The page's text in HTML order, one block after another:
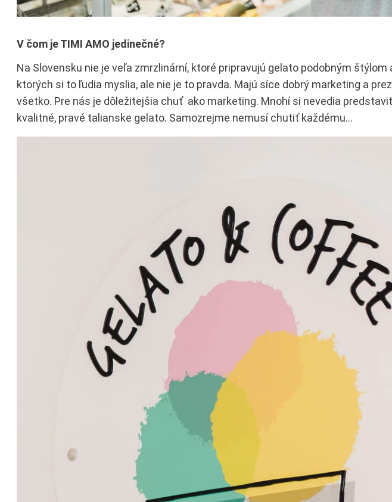
V čom je TIMI AMO jedinečné?
Na Slovensku nie je veľa zmrzlinární, ktoré pripravujú gelato podobným štýlom
ktorých si to ľudia myslia, ale nie je to pravda. Majú síce dobrý marketing a
všetko. Pre nás je dôležitejšia chuť ako marketing. Mnohí si nevedia
kvalitné, pravé talianske gelato. Samozrejme nemusí chutiť každému…